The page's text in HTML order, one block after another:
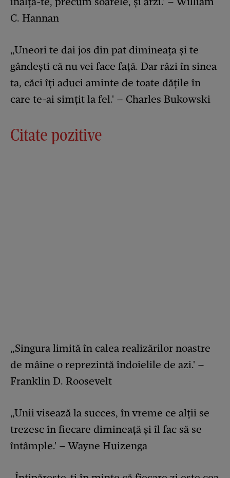
C. Hannan
„Uneori te dai jos din pat dimineața și te
gândești că nu vei face față. Dar râzi în sinea
ta, căci îți aduci aminte de toate dățile în
care te-ai simțit la fel.' – Charles Bukowski
Citate pozitive
„Singura limită în calea realizărilor noastre
de mâine o reprezintă îndoielile de azi.' –
Franklin D. Roosevelt
„Unii visează la succes, în vreme ce alții se
trezesc în fiecare dimineață și îl fac să se
întâmple.' – Wayne Huizenga